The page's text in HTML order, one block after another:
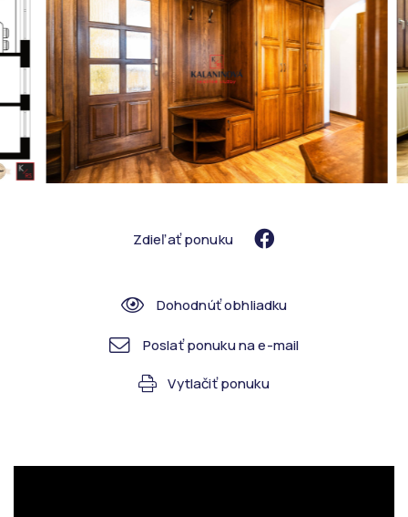
Zdieľať ponuku
Dohodnúť obhliadku
Poslať ponuku na e-mail
Vytlačiť ponuku